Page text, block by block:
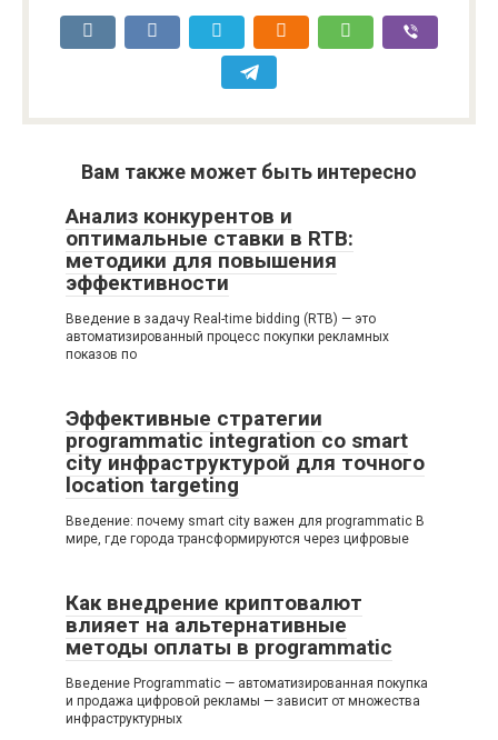
Вам также может быть интересно
Анализ конкурентов и
оптимальные ставки в RTB:
методики для повышения
эффективности
Введение в задачу Real-time bidding (RTB) — это
автоматизированный процесс покупки рекламных
показов по
Эффективные стратегии
programmatic integration со smart
city инфраструктурой для точного
location targeting
Введение: почему smart city важен для programmatic В
мире, где города трансформируются через цифровые
Как внедрение криптовалют
влияет на альтернативные
методы оплаты в programmatic
Введение Programmatic — автоматизированная покупка
и продажа цифровой рекламы — зависит от множества
инфраструктурных